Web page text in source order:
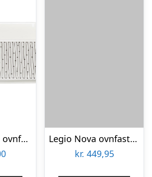
Arabia Mainio ovnfast fad, 2,5 liter, sarastus
Legio Nova ovnfast fad – mellem
kr. 449,95